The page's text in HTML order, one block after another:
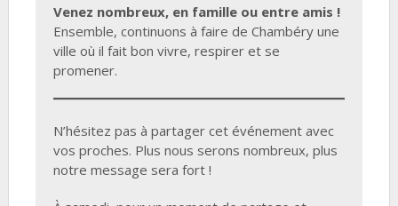
Venez nombreux, en famille ou entre amis !
Ensemble, continuons à faire de Chambéry une
ville où il fait bon vivre, respirer et se
promener.
N’hésitez pas à partager cet événement avec
vos proches. Plus nous serons nombreux, plus
notre message sera fort !